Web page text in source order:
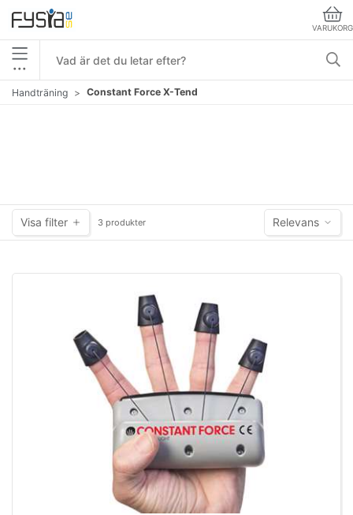
VARUKORG
•••
Handträning Constant Force X-Tend
Visa filter 3 produkter Relevans